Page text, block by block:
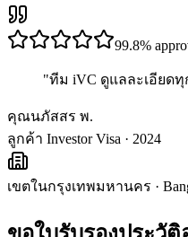
99.8%
"ทีม iVC ดูแลละเอียด
คุณนภัสสร พ.
ลูกค้า Investor Visa · 2024
เขตในกรุงเทพมหานคร ·